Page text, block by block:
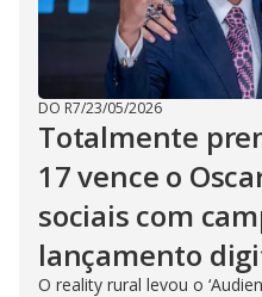
DO R7/23/05/2026
Totalmente
17 vence o
sociais com
lançamento
O reality rural levou o